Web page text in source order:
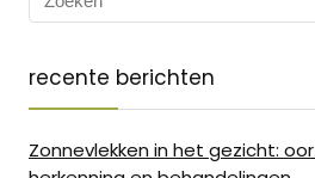
recente berichten
Zonnevlekken in het gezicht: